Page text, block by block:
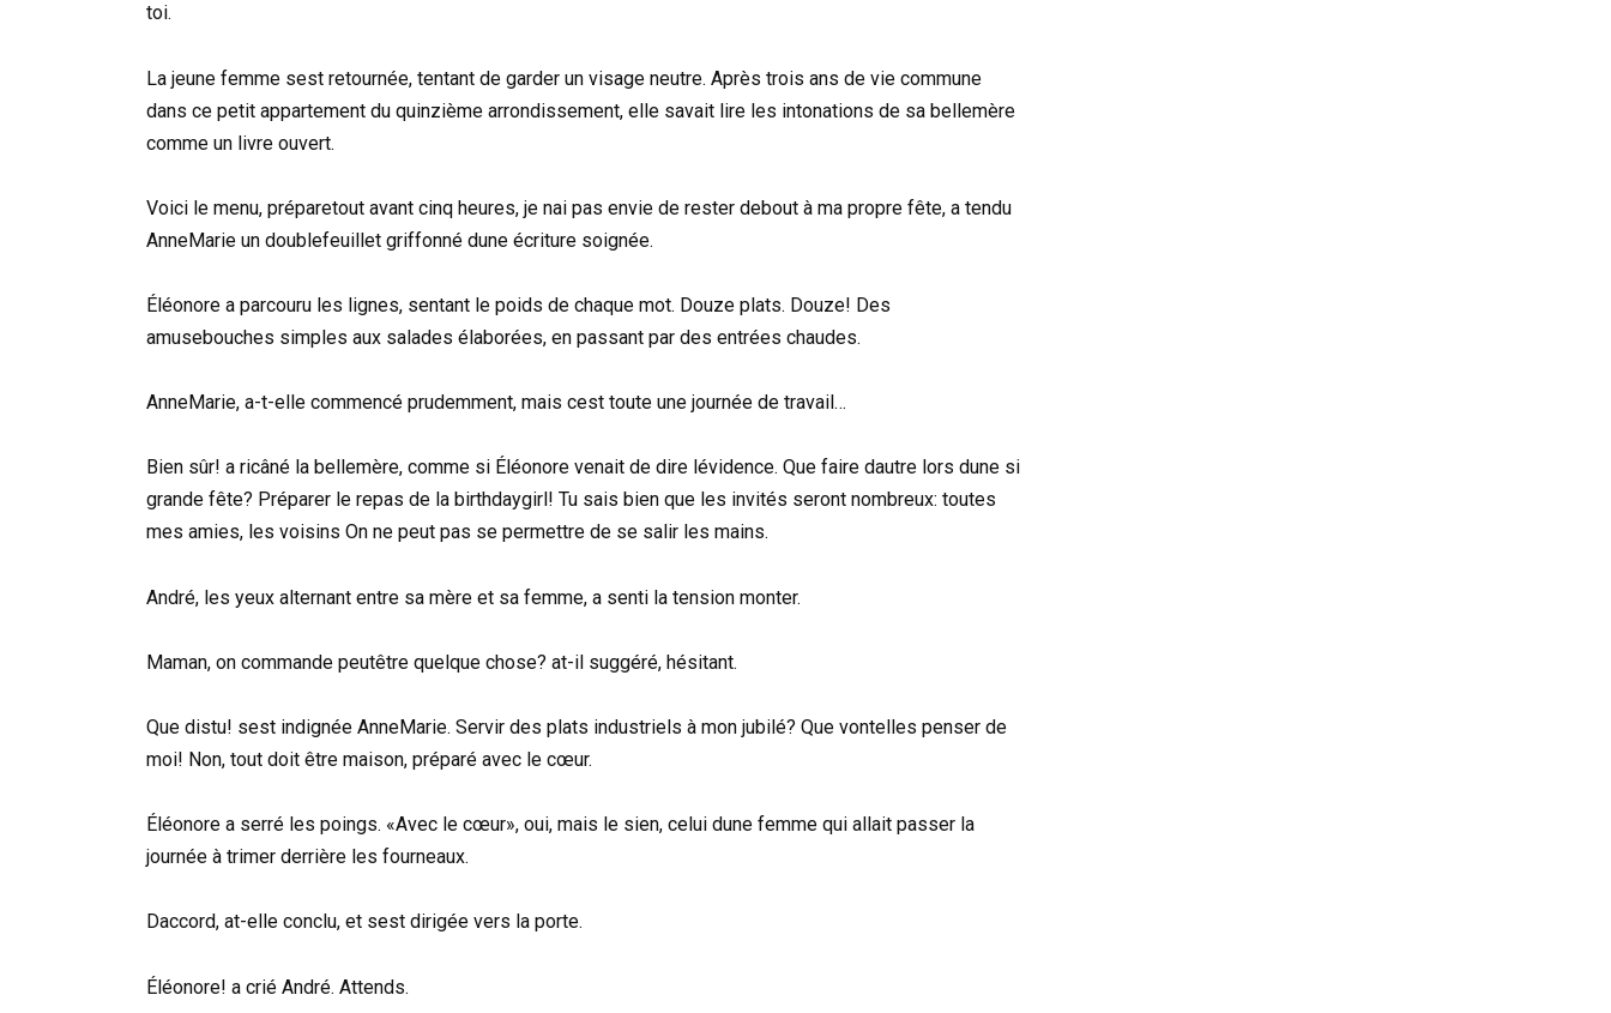
toi.
La jeune femme sest retournée, tentant de garder un visage neutre. Après trois ans de vie commune
dans ce petit appartement du quinzième arrondissement, elle savait lire les intonations de sa bellemère
comme un livre ouvert.
Voici le menu, préparetout avant cinq heures, je nai pas envie de rester debout à ma propre fête, a tendu
AnneMarie un doublefeuillet griffonné dune écriture soignée.
Éléonore a parcouru les lignes, sentant le poids de chaque mot. Douze plats. Douze! Des
amusebouches simples aux salades élaborées, en passant par des entrées chaudes.
AnneMarie, a-t-elle commencé prudemment, mais cest toute une journée de travail…
Bien sûr! a ricâné la bellemère, comme si Éléonore venait de dire lévidence. Que faire dautre lors dune si
grande fête? Préparer le repas de la birthdaygirl! Tu sais bien que les invités seront nombreux: toutes
mes amies, les voisins On ne peut pas se permettre de se salir les mains.
André, les yeux alternant entre sa mère et sa femme, a senti la tension monter.
Maman, on commande peutêtre quelque chose? at-il suggéré, hésitant.
Que distu! sest indignée AnneMarie. Servir des plats industriels à mon jubilé? Que vontelles penser de
moi! Non, tout doit être maison, préparé avec le cœur.
Éléonore a serré les poings. «Avec le cœur», oui, mais le sien, celui dune femme qui allait passer la
journée à trimer derrière les fourneaux.
Daccord, at-elle conclu, et sest dirigée vers la porte.
Éléonore! a crié André. Attends.